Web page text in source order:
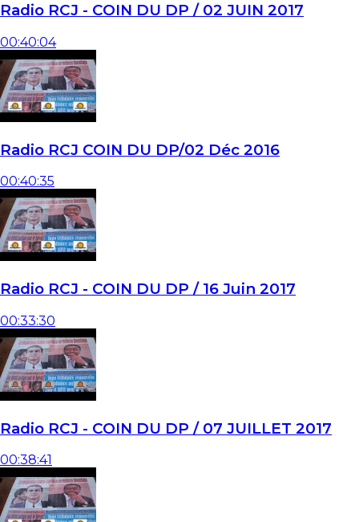
Radio RCJ - COIN DU DP / 02 JUIN 2017
00:40:04
Radio RCJ COIN DU DP/02 Déc 2016
00:40:35
Radio RCJ - COIN DU DP / 16 Juin 2017
00:33:30
Radio RCJ - COIN DU DP / 07 JUILLET 2017
00:38:41